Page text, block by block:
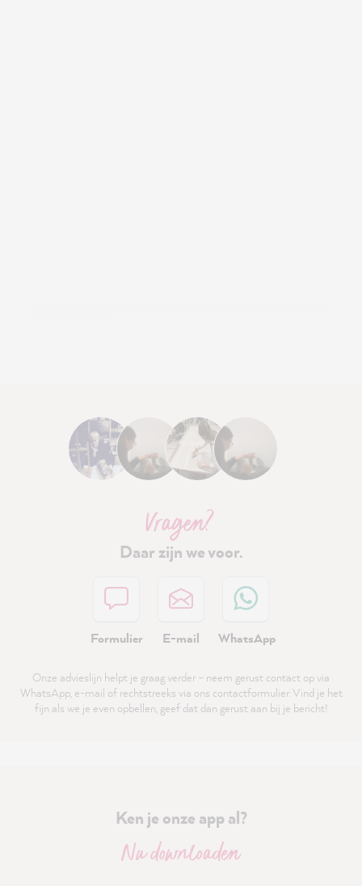
Vragen?
Daar zijn we voor.
Formulier E-mail WhatsApp
Onze advieslijn helpt je graag verder – neem gerust contact op via
WhatsApp, e-mail of rechtstreeks via ons contactformulier. Vind je het
fijn als we je even opbellen, geef dat dan gerust aan bij je bericht!
Ken je onze app al?
Nu downloaden